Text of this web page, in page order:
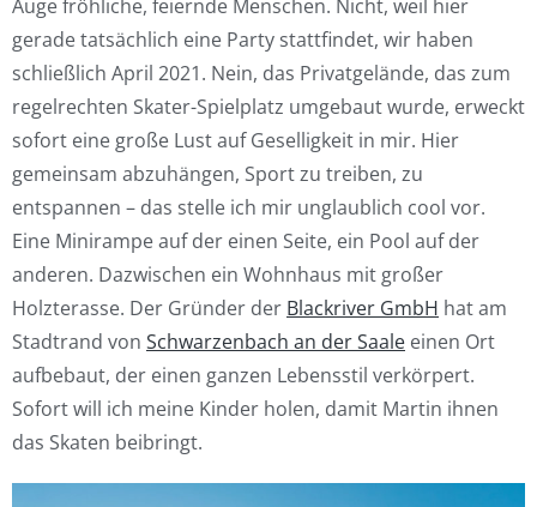
Auge fröhliche, feiernde Menschen. Nicht, weil hier
gerade tatsächlich eine Party stattfindet, wir haben
schließlich April 2021. Nein, das Privatgelände, das zum
regelrechten Skater-Spielplatz umgebaut wurde, erweckt
sofort eine große Lust auf Geselligkeit in mir. Hier
gemeinsam abzuhängen, Sport zu treiben, zu
entspannen – das stelle ich mir unglaublich cool vor.
Eine Minirampe auf der einen Seite, ein Pool auf der
anderen. Dazwischen ein Wohnhaus mit großer
Holzterasse. Der Gründer der Blackriver GmbH hat am
Stadtrand von Schwarzenbach an der Saale einen Ort
aufbebaut, der einen ganzen Lebensstil verkörpert.
Sofort will ich meine Kinder holen, damit Martin ihnen
das Skaten beibringt.